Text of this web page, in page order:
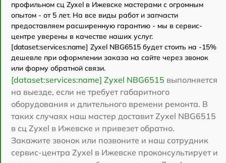
профильном сц Zyxel в Ижевске мастерами с огромным
опытом - от 5 лет. На все виды работ и запчасти
предоставляем расширенную гарантию - мы в сервис-
центре уверены в качестве наших услуг.
[dataset:services:name] Zyxel NBG6515 будет стоить на -15%
дешевле при оформлении заказа на сайте через звонок
или форму обратной связи.
[dataset:services:name] Zyxel NBG6515 выполняется
на выезде, если не требует габаритного
оборудования и длительного времени ремонта. В
таких случаях наш мастер доставит Zyxel NBG6515
в сц Zyxel в Ижевске и привезет обратно.
Закажите звонок или позвоните и наш сотрудник
сервис-центра Zyxel в Ижевске проконсультирует и